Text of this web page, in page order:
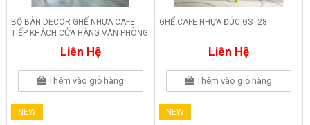
BỘ BÀN DECOR GHẾ NHỰA CAFE
TIẾP KHÁCH CỬA HÀNG VĂN PHÒNG
Liên Hệ
Thêm vào giỏ hàng
GHẾ CAFE NHỰA ĐÚC GST28
Liên Hệ
Thêm vào giỏ hàng
NEW NEW